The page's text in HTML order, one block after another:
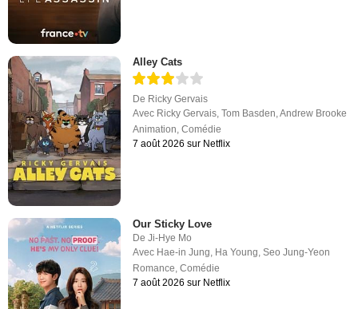
Alley Cats
De Ricky Gervais
Avec Ricky Gervais ,Tom Basden ,Andrew Brooke
Animation ,Comédie
7 août 2026 sur Netflix
Our Sticky Love
DeJi-Hye Mo
Avec Hae-in Jung, Ha Young,Seo Jung-Yeon
Romance,Comédie
7 août 2026 sur Netflix